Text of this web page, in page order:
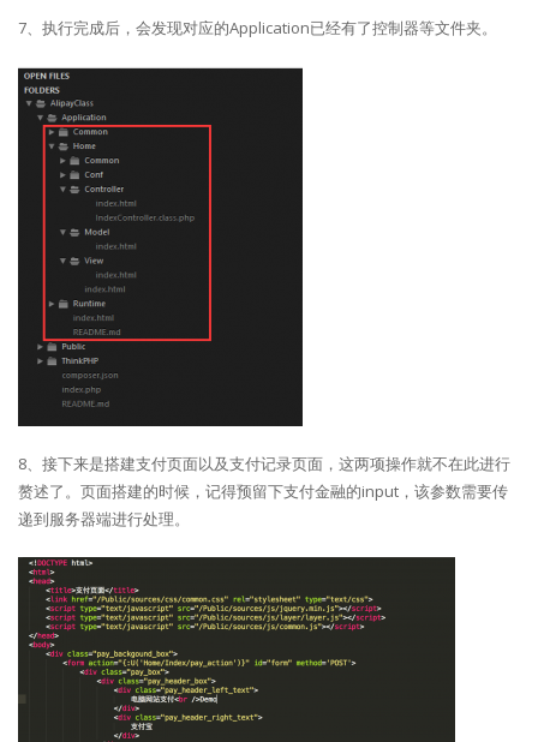
7、执行完成后，会发现对应的Application已经有了控制器等文件夹。
8、接下来是搭建支付页面以及支付记录页面，这两项操作就不在此进行
赘述了。页面搭建的时候，记得预留下支付金融的input，该参数需要传
递到服务器端进行处理。